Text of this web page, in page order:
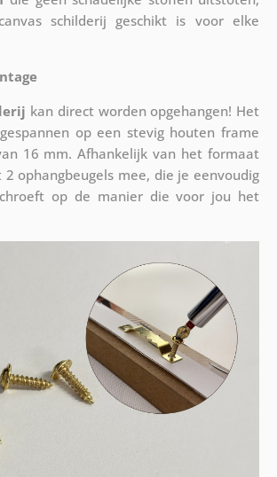
schilderij geschikt is voor elke
kan direct worden opgehangen! Het
op een stevig houten frame
16 mm. Afhankelijk van het formaat
ophangbeugels mee, die je eenvoudig
op de manier die voor jou het